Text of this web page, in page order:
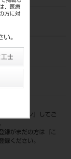
、医療
方に対
い。
ド
ログイン
』してご
録がまだの方は『
こ
録ください。